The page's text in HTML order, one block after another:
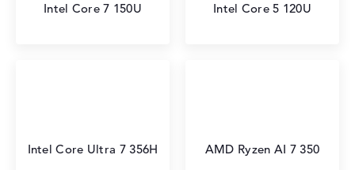
Intel Core 7 150U Intel Core 5 120U
Intel Core Ultra 7 356H AMD Ryzen AI 7 350